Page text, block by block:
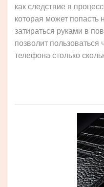
как следствие в
которая может попасть
затираться руками в
позволит
телефона столько